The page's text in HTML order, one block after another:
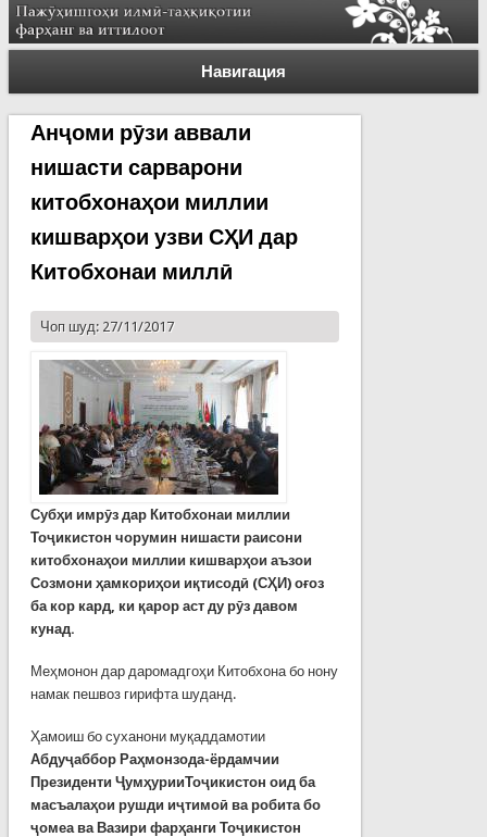
Навигация
Анҷоми рӯзи аввали
нишасти сарварони
китобхонаҳои миллии
кишварҳои узви СҲИ дар
Китобхонаи миллӣ
Чоп шуд: 27/11/2017
Субҳи имрӯз дар Китобхонаи миллии
Тоҷикистон чорумин нишасти раисони
китобхонаҳои миллии кишварҳои аъзои
Созмони ҳамкориҳои иқтисодӣ (СҲИ) оғоз
ба кор кард, ки қарор аст ду рӯз давом
кунад.
Меҳмонон дар даромадгоҳи Китобхона бо нону
намак пешвоз гирифта шуданд.
Ҳамоиш бо суханони муқаддамотии
Абдуҷаббор Раҳмонзода-ёрдамчии
Президенти ҶумҳурииТоҷикистон оид ба
масъалаҳои рушди иҷтимоӣ ва робита бо
ҷомеа ва Вазири фарҳанги Тоҷикистон